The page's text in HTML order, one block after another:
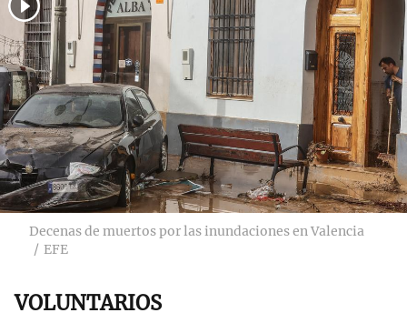
Decenas de muertos por las inundaciones en Valencia
EFE
VOLUNTARIOS